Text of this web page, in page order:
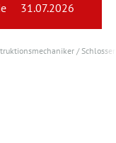
31.07.2026
/